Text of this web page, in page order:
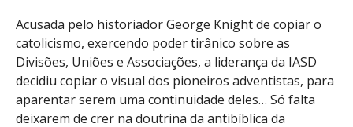
Acusada pelo historiador George Knight de copiar o
catolicismo, exercendo poder tirânico sobre as
Divisões, Uniões e Associações, a liderança da IASD
decidiu copiar o visual dos pioneiros adventistas, para
aparentar serem uma continuidade deles… Só falta
deixarem de crer na doutrina da antibíblica da